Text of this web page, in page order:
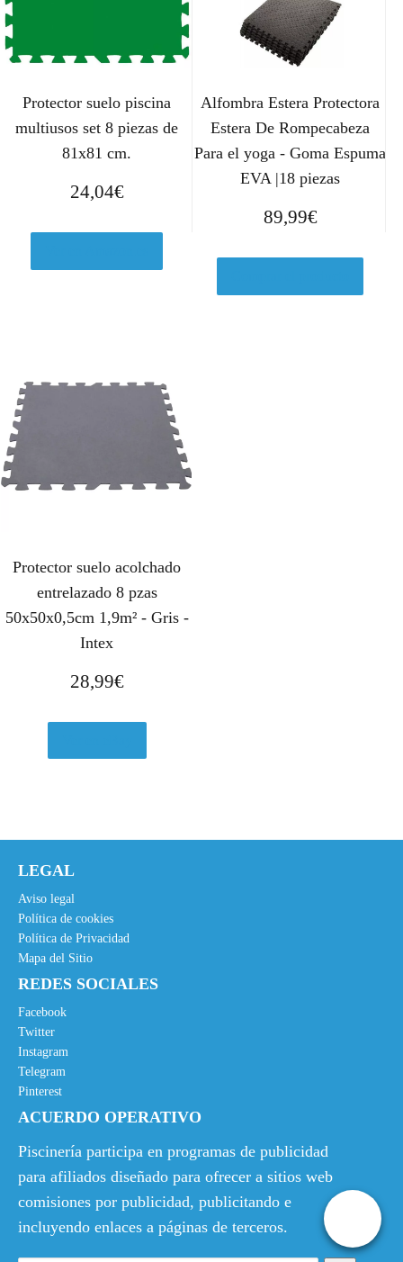
Protector suelo piscina
multiusos set 8 piezas de
81x81 cm.
24,04€
Alfombra Estera Protectora
Estera De Rompecabeza
Para el yoga - Goma Espuma
EVA |18 piezas
89,99€
Protector suelo acolchado
entrelazado 8 pzas
50x50x0,5cm 1,9m² - Gris -
Intex
28,99€
LEGAL
Aviso legal
Política de cookies
Política de Privacidad
Mapa del Sitio
REDES SOCIALES
Facebook
Twitter
Instagram
Telegram
Pinterest
ACUERDO OPERATIVO
Piscinería participa en programas de publicidad
para afiliados diseñado para ofrecer a sitios web
comisiones por publicidad, publicitando e
incluyendo enlaces a páginas de terceros.